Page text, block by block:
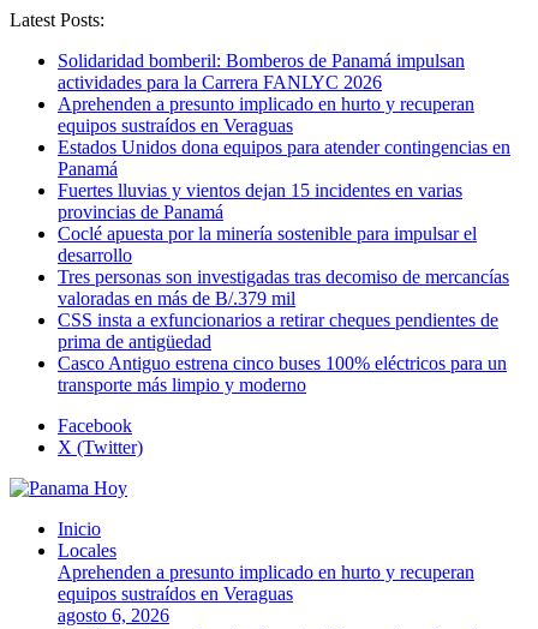
Latest Posts:
Solidaridad bomberil: Bomberos de Panamá impulsan
actividades para la Carrera FANLYC 2026
Aprehenden a presunto implicado en hurto y recuperan
equipos sustraídos en Veraguas
Estados Unidos dona equipos para atender contingencias en
Panamá
Fuertes lluvias y vientos dejan 15 incidentes en varias
provincias de Panamá
Coclé apuesta por la minería sostenible para impulsar el
desarrollo
Tres personas son investigadas tras decomiso de mercancías
valoradas en más de B/.379 mil
CSS insta a exfuncionarios a retirar cheques pendientes de
prima de antigüedad
Casco Antiguo estrena cinco buses 100% eléctricos para un
transporte más limpio y moderno
Facebook
X (Twitter)
Inicio
Locales
Aprehenden a presunto implicado en hurto y recuperan
equipos sustraídos en Veraguas
agosto 6, 2026